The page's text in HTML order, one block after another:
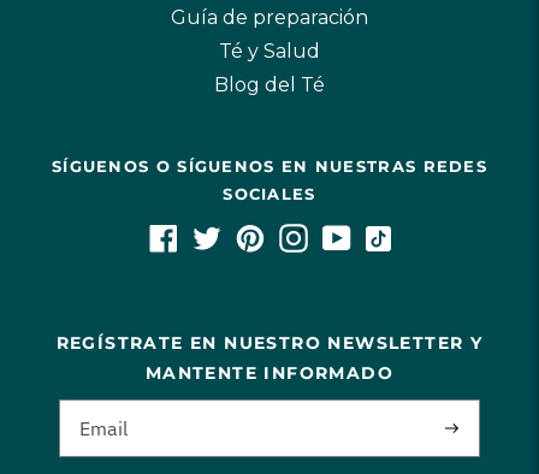
Guía de preparación
Té y Salud
Blog del Té
SÍGUENOS O SÍGUENOS EN NUESTRAS REDES
SOCIALES
REGÍSTRATE EN NUESTRO NEWSLETTER Y
MANTENTE INFORMADO